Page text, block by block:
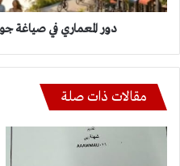
دور المعماري في صياغة
مقالات ذات صلة